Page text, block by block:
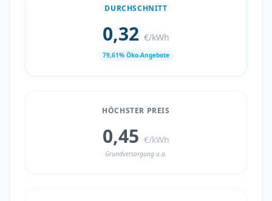
DURCHSCHNITT
0,32 €/kWh
79,61% Öko-Angebote
HÖCHSTER PREIS
0,45 €/kWh
Grundversorgung u.a.